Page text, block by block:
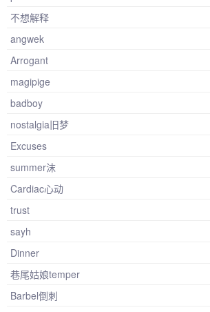
不想解释
angwek
Arrogant
magipige
badboy
nostalgia旧梦
Excuses
summer沫
Cardiac心动
trust
sayh
Dinner
巷尾姑娘temper
Barbel倒刺